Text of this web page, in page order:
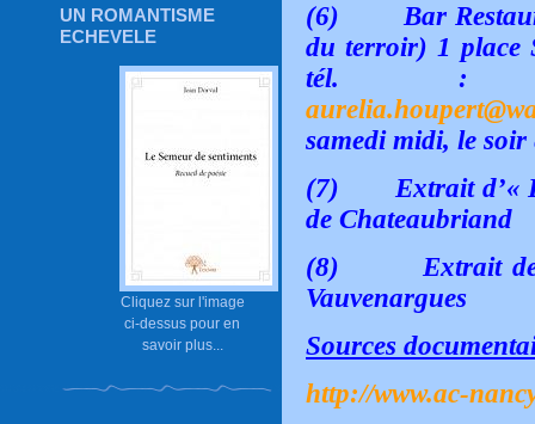
UN ROMANTISME
ECHEVELE
Cliquez sur l'image
ci-dessus pour en
savoir plus...
(6)
Bar
du terroir) 1 place
tél. :
samedi midi, le
(7)
Extrait d’«
de Chateaubriand
(8)
Extrait
Vauvenargues
Sources
http://www.ac-